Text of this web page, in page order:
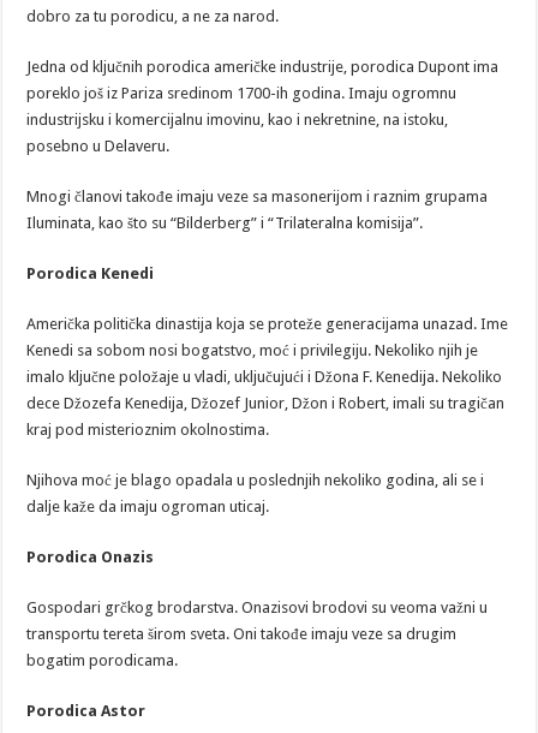
dobro za tu porodicu, a ne za narod.
Jedna od ključnih porodica američke industrije, porodica Dupont ima
poreklo još iz Pariza sredinom 1700-ih godina. Imaju ogromnu
industrijsku i komercijalnu imovinu, kao i nekretnine, na istoku,
posebno u Delaveru.
Mnogi članovi takođe imaju veze sa masonerijom i raznim grupama
Iluminata, kao što su “Bilderberg” i “Trilateralna komisija”.
Porodica Kenedi
Američka politička dinastija koja se proteže generacijama unazad. Ime
Kenedi sa sobom nosi bogatstvo, moć i privilegiju. Nekoliko njih je
imalo ključne položaje u vladi, uključujući i Džona F. Kenedija. Nekoliko
dece Džozefa Kenedija, Džozef Junior, Džon i Robert, imali su tragičan
kraj pod misterioznim okolnostima.
Njihova moć je blago opadala u poslednjih nekoliko godina, ali se i
dalje kaže da imaju ogroman uticaj.
Porodica Onazis
Gospodari grčkog brodarstva. Onazisovi brodovi su veoma važni u
transportu tereta širom sveta. Oni takođe imaju veze sa drugim
bogatim porodicama.
Porodica Astor